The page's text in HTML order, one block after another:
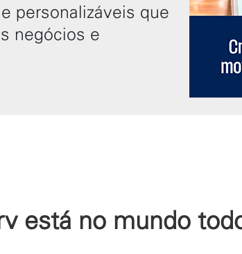
personalizáveis que
negócios e
está no mundo